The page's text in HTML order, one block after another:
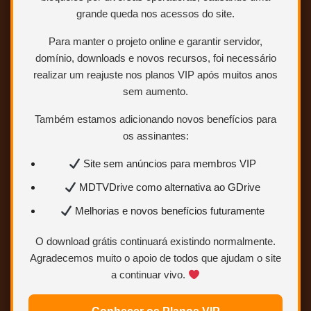
grande queda nos acessos do site.
Para manter o projeto online e garantir servidor,
domínio, downloads e novos recursos, foi necessário
realizar um reajuste nos planos VIP após muitos anos
sem aumento.
Também estamos adicionando novos benefícios para
os assinantes:
Site sem anúncios para membros VIP
MDTVDrive como alternativa ao GDrive
Melhorias e novos benefícios futuramente
O download grátis continuará existindo normalmente.
Agradecemos muito o apoio de todos que ajudam o site
a continuar vivo.